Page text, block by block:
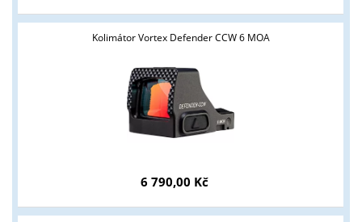
Kolimátor Vortex Defender CCW 6 MOA
6 790,00 Kč